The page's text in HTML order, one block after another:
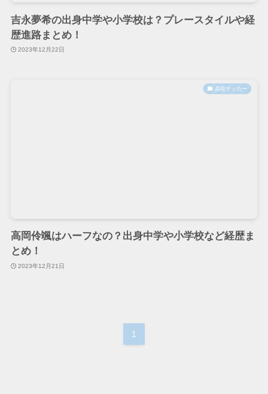
吉永夢希の出身中学や小学校は？プレースタイルや経
歴進路まとめ！
2023年12月22日
高校サッカー
高岡伶颯はハーフなの？出身中学や小学校など経歴ま
とめ！
2023年12月21日
1